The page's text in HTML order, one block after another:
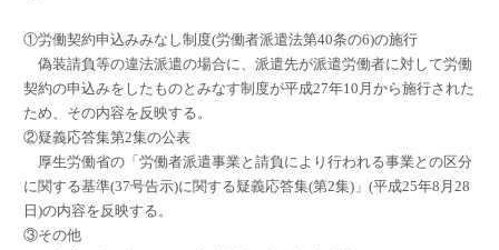
①労働契約申込みみなし制度(労働者派遣法第40条の6)の施行
偽装請負等の違法派遣の場合に、派遣先が派遣労働者に対して労働
契約の申込みをしたものとみなす制度が平成27年10月から施行された
ため、その内容を反映する。
②疑義応答集第2集の公表
厚生労働省の「労働者派遣事業と請負により行われる事業との区分
に関する基準(37号告示)に関する疑義応答集(第2集)」(平成25年8月28
日)の内容を反映する。
③その他